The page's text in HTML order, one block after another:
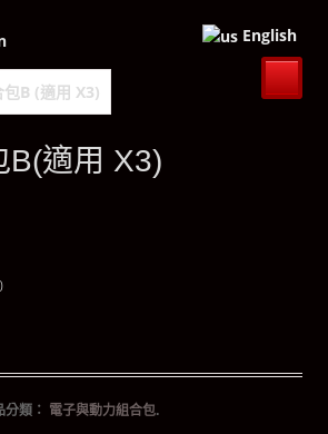
English
B(適用 X3)
分類： 電子與動力組合包.